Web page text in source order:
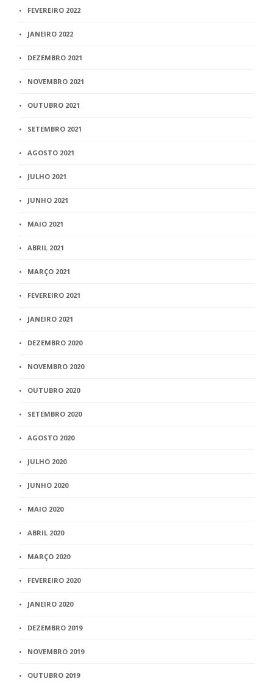
FEVEREIRO 2022
JANEIRO 2022
DEZEMBRO 2021
NOVEMBRO 2021
OUTUBRO 2021
SETEMBRO 2021
AGOSTO 2021
JULHO 2021
JUNHO 2021
MAIO 2021
ABRIL 2021
MARÇO 2021
FEVEREIRO 2021
JANEIRO 2021
DEZEMBRO 2020
NOVEMBRO 2020
OUTUBRO 2020
SETEMBRO 2020
AGOSTO 2020
JULHO 2020
JUNHO 2020
MAIO 2020
ABRIL 2020
MARÇO 2020
FEVEREIRO 2020
JANEIRO 2020
DEZEMBRO 2019
NOVEMBRO 2019
OUTUBRO 2019